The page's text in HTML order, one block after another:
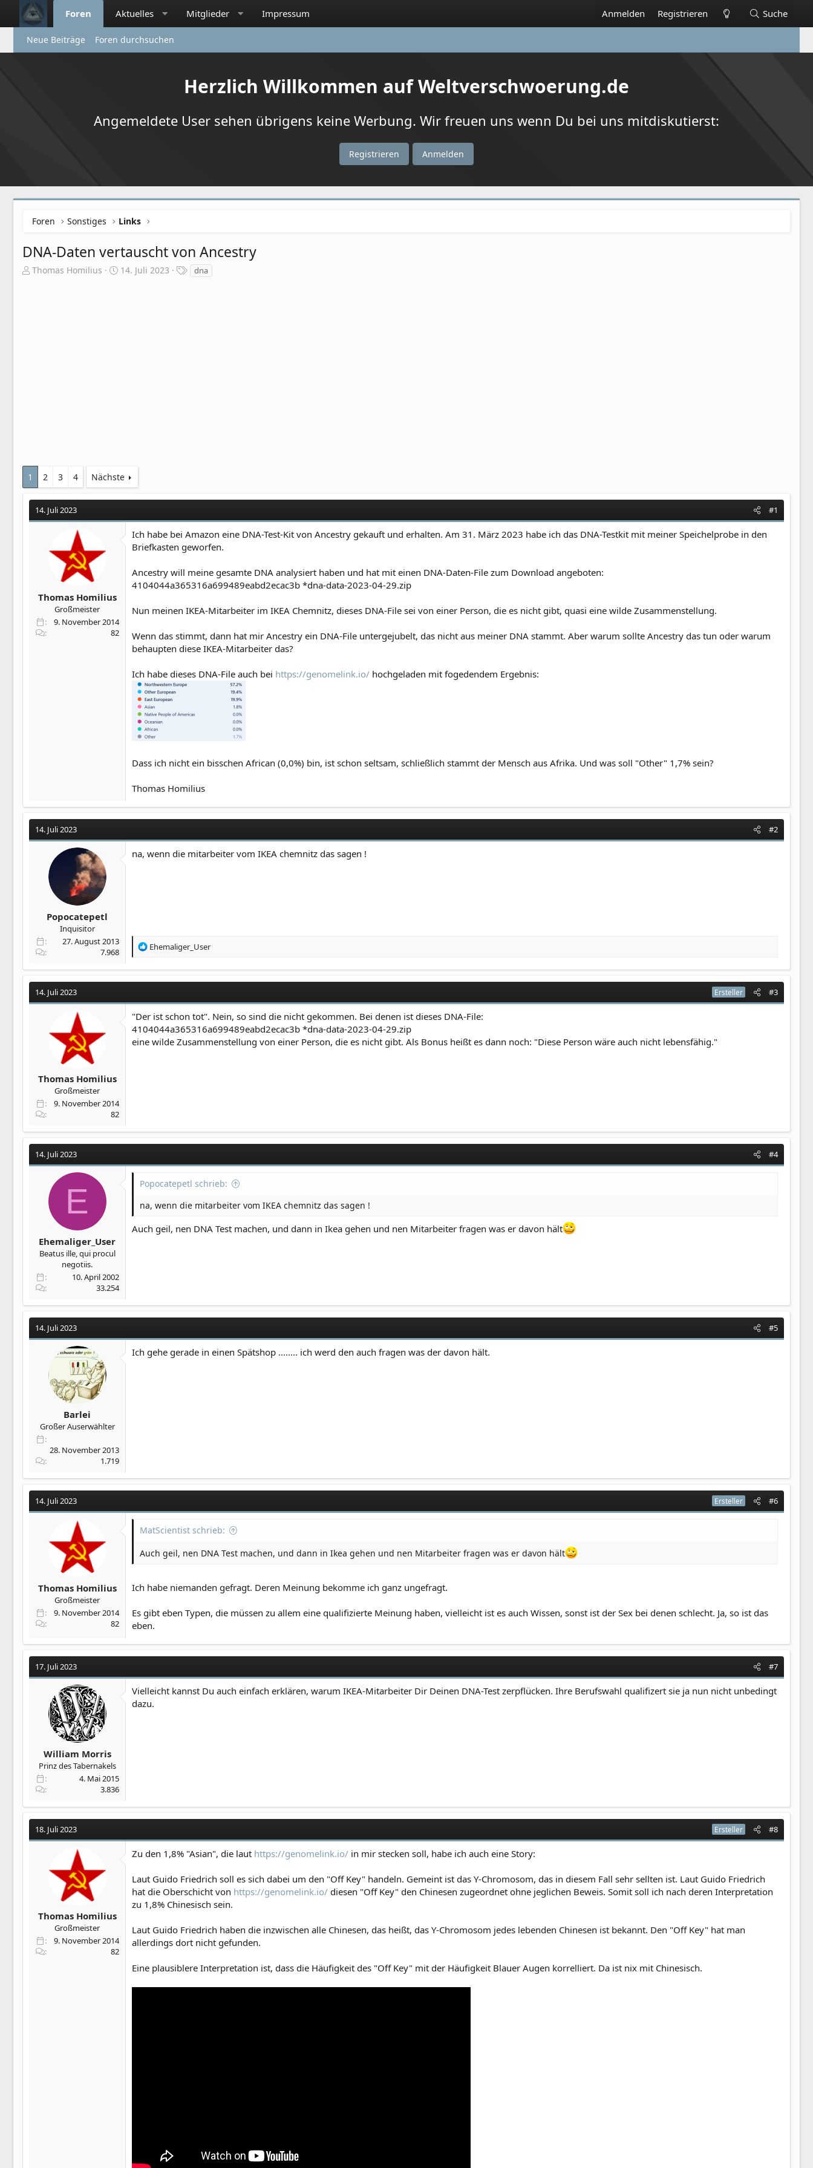
Foren Aktuelles Mitglieder Impressum Anmelden Registrieren Suche
Neue Beiträge Foren durchsuchen
Herzlich Willkommen auf Weltverschwoerung.de
Angemeldete User sehen übrigens keine Werbung. Wir freuen uns wenn Du bei uns mitdiskutierst:
Registrieren Anmelden
Foren Sonstiges Links
DNA-Daten vertauscht von Ancestry
E
Thomas Homilius
E14. Juli 2023
S
c
dna
1 2 3 4 Nächste
14. Juli 2023 #1
Thomas Homilius
Großmeister
9. November 2014
82
Ich habe bei Amazon eine DNA-Test-Kit von Ancestry gekauft und erhalten. Am 31. März 2023 habe ich das DNA-Testkit mit meiner Speichelprobe in den
Briefkasten geworfen.
Ancestry will meine gesamte DNA analysiert haben und hat mit einen DNA-Daten-File zum Download angeboten:
4104044a365316a699489eabd2ecac3b *dna-data-2023-04-29.zip
Nun meinen IKEA-Mitarbeiter im IKEA Chemnitz, dieses DNA-File sei von einer Person, die es nicht gibt, quasi eine wilde Zusammenstellung.
Wenn das stimmt, dann hat mir Ancestry ein DNA-File untergejubelt, das nicht aus meiner DNA stammt. Aber warum sollte Ancestry das tun oder warum
behaupten diese IKEA-Mitarbeiter das?
Ich habe dieses DNA-File auch bei https://genomelink.io/ hochgeladen mit fogedendem Ergebnis:
Dass ich nicht ein bisschen African (0,0%) bin, ist schon seltsam, schließlich stammt der Mensch aus Afrika. Und was soll "Other" 1,7% sein?
Thomas Homilius
14. Juli 2023 #2
Popocatepetl
Inquisitor
27. August 2013
7.968
na, wenn die mitarbeiter vom IKEA chemnitz das sagen !
R
a
i
e
n
Ehemaliger_User
14. Juli 2023 Ersteller #3
Thomas Homilius
Großmeister
9. November 2014
82
"Der ist schon tot". Nein, so sind die nicht gekommen. Bei denen ist dieses DNA-File:
4104044a365316a699489eabd2ecac3b *dna-data-2023-04-29.zip
eine wilde Zusammenstellung von einer Person, die es nicht gibt. Als Bonus heißt es dann noch: "Diese Person wäre auch nicht lebensfähig."
14. Juli 2023 #4
E
Ehemaliger_User
Beatus ille, qui procul
negotiis.
10. April 2002
33.254
Popocatepetl schrieb:
na, wenn die mitarbeiter vom IKEA chemnitz das sagen !
Auch geil, nen DNA Test machen, und dann in Ikea gehen und nen Mitarbeiter fragen was er davon hält
14. Juli 2023 #5
Barlei
Großer Auserwählter
28. November 2013
1.719
Ich gehe gerade in einen Spätshop ........ ich werd den auch fragen was der davon hält.
14. Juli 2023 Ersteller #6
Thomas Homilius
Großmeister
9. November 2014
82
MatScientist schrieb:
Auch geil, nen DNA Test machen, und dann in Ikea gehen und nen Mitarbeiter fragen was er davon hält
Ich habe niemanden gefragt. Deren Meinung bekomme ich ganz ungefragt.
Es gibt eben Typen, die müssen zu allem eine qualifizierte Meinung haben, vielleicht ist es auch Wissen, sonst ist der Sex bei denen schlecht. Ja, so ist das
eben.
17. Juli 2023 #7
William Morris
Prinz des Tabernakels
4. Mai 2015
3.836
Vielleicht kannst Du auch einfach erklären, warum IKEA-Mitarbeiter Dir Deinen DNA-Test zerpflücken. Ihre Berufswahl qualifizert sie ja nun nicht unbedingt
dazu.
18. Juli 2023 Ersteller #8
Thomas Homilius
Großmeister
9. November 2014
82
Zu den 1,8% "Asian", die laut https://genomelink.io/ in mir stecken soll, habe ich auch eine Story:
Laut Guido Friedrich soll es sich dabei um den "Off Key" handeln. Gemeint ist das Y-Chromosom, das in diesem Fall sehr sellten ist. Laut Guido Friedrich
hat die Oberschicht von https://genomelink.io/ diesen "Off Key" den Chinesen zugeordnet ohne jeglichen Beweis. Somit soll ich nach deren Interpretation
zu 1,8% Chinesisch sein.
Laut Guido Friedrich haben die inzwischen alle Chinesen, das heißt, das Y-Chromosom jedes lebenden Chinesen ist bekannt. Den "Off Key" hat man
allerdings dort nicht gefunden.
Eine plausiblere Interpretation ist, dass die Häufigkeit des "Off Key" mit der Häufigkeit Blauer Augen korrelliert. Da ist nix mit Chinesisch.